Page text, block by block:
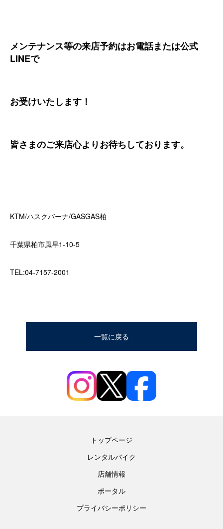
メンテナンス等の来店予約はお電話または公式
LINEで
お受けいたします！
皆さまのご来店心よりお待ちしております。
KTM/ハスクバーナ/GASGAS柏
千葉県柏市風早1-10-5
TEL:04-7157-2001
一覧に戻る
トップページ
レンタルバイク
店舗情報
ポータル
プライバシーポリシー